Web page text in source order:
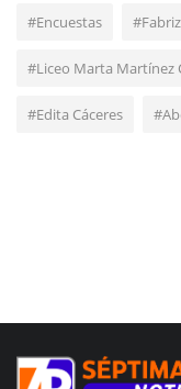
#Encuestas
#Liceo Marta Martínez
#Edita Cáceres